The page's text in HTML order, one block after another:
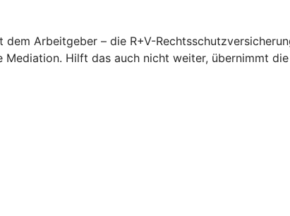
Arbeitgeber – die R+V-
Hilft das auch nicht weiter, übernimmt